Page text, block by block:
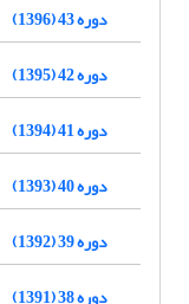
دوره 43 (1396)
دوره 42 (1395)
دوره 41 (1394)
دوره 40 (1393)
دوره 39 (1392)
دوره 38 (1391)